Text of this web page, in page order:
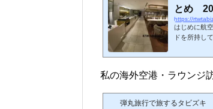
とめ
https://
はじめに航
ドを所持し
してまとめ
していませ
めはこちら↓
私の海外空港・ラウンジ
弾丸旅行で旅するタビズキ